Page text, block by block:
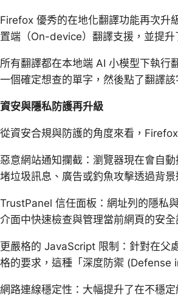
Firefox 優秀的在地化翻譯功能再次升
置端（On-device）翻譯支援，並提升
所有翻譯都在本地端 AI 小模型下執行
一個確定想查的單字，然後點了翻譯
資安與隱私防護再升級
從資安合規與防護的角度來看，
惡意網站通知攔截：瀏覽器現在會自
堵垃圾訊息、廣告或釣魚攻擊透過背景
TrustPanel 信任面板：網址列的隱私
介面中快速檢查與管理當前網頁的安全
更嚴格的 JavaScript 限制：針對在父
格的要求，這種「深度防禦 (Defense
網路連線穩定性：大幅提升了在不穩